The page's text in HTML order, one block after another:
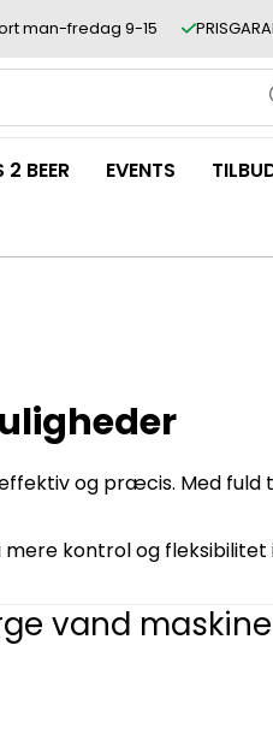
man-fredag 9-15
2 BEER EVENTS
og præcis. Med
mere kontrol og fleksibilitet
vand maskine